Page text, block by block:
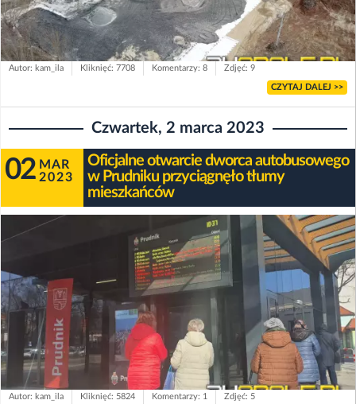
Autor: kam_ila Kliknięć: 7708 Komentarzy: 8 Zdjęć: 9
CZYTAJ DALEJ >>
Czwartek, 2 marca 2023
02 MAR
2023
Oficjalne otwarcie dworca autobusowego
w Prudniku przyciągnęło tłumy
mieszkańców
Autor: kam_ila Kliknięć: 5824 Komentarzy: 1 Zdjęć: 5